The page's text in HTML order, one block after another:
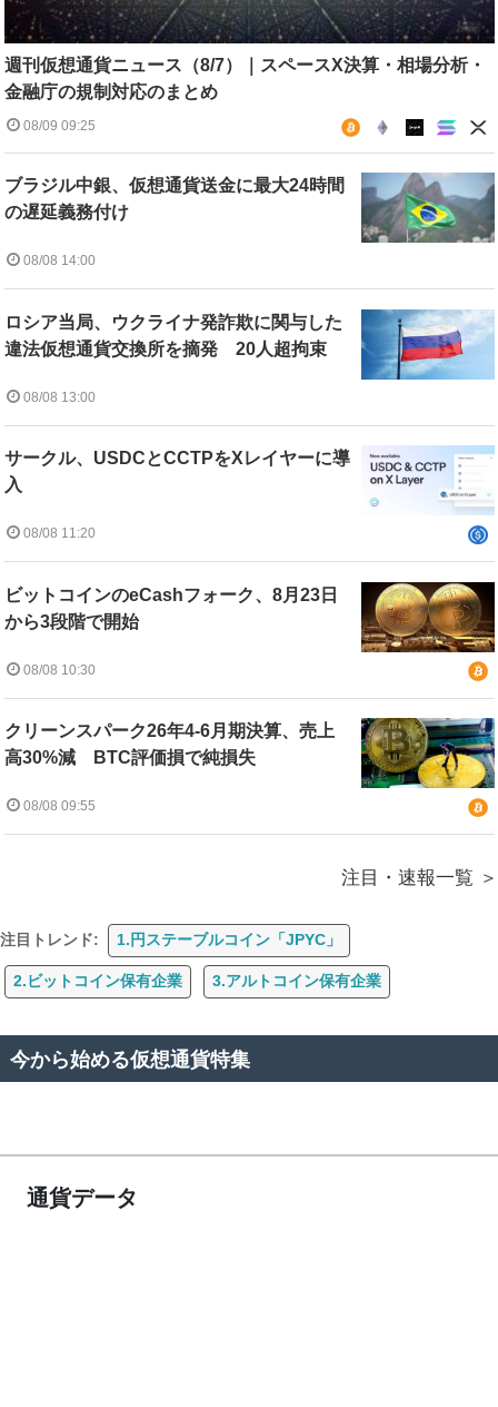
週刊仮想通貨ニュース（8/7）｜スペースX決算・相場分析・
金融庁の規制対応のまとめ
08/09 09:25
ブラジル中銀、仮想通貨送金に最大24時間
の遅延義務付け
08/08 14:00
ロシア当局、ウクライナ発詐欺に関与した
違法仮想通貨交換所を摘発 20人超拘束
08/08 13:00
サークル、USDCとCCTPをXレイヤーに導
入
08/08 11:20
ビットコインのeCashフォーク、8月23日
から3段階で開始
08/08 10:30
クリーンスパーク26年4-6月期決算、売上
高30%減 BTC評価損で純損失
08/08 09:55
注目・速報一覧
注目トレンド: 1.円ステーブルコイン「JPYC」
2.ビットコイン保有企業 3.アルトコイン保有企業
今から始める仮想通貨特集
通貨データ